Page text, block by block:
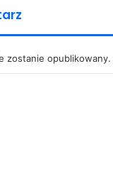
zostanie opublikowany.